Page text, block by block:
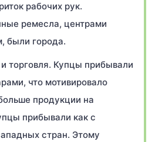
рабочих рук.
ремесла, центрами
были города.
торговля. Купцы прибывали
что мотивировало
продукции на
прибывали как с
стран. Этому